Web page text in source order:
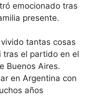
emocionado tras
presente.
tantas cosas
tras el partido en el
Buenos Aires.
en Argentina con
años